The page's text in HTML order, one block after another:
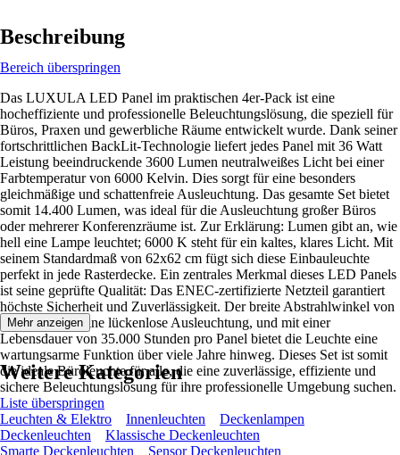
Beschreibung
Bereich überspringen
Das LUXULA LED Panel im praktischen 4er-Pack ist eine
hocheffiziente und professionelle Beleuchtungslösung, die speziell für
Büros, Praxen und gewerbliche Räume entwickelt wurde. Dank seiner
fortschrittlichen BackLit-Technologie liefert jedes Panel mit 36 Watt
Leistung beeindruckende 3600 Lumen neutralweißes Licht bei einer
Farbtemperatur von 6000 Kelvin. Dies sorgt für eine besonders
gleichmäßige und schattenfreie Ausleuchtung. Das gesamte Set bietet
somit 14.400 Lumen, was ideal für die Ausleuchtung großer Büros
oder mehrerer Konferenzräume ist. Zur Erklärung: Lumen gibt an, wie
hell eine Lampe leuchtet; 6000 K steht für ein kaltes, klares Licht. Mit
seinem Standardmaß von 62x62 cm fügt sich diese Einbauleuchte
perfekt in jede Rasterdecke. Ein zentrales Merkmal dieses LED Panels
ist seine geprüfte Qualität: Das ENEC-zertifizierte Netzteil garantiert
höchste Sicherheit und Zuverlässigkeit. Der breite Abstrahlwinkel von
120° sorgt für eine lückenlose Ausleuchtung, und mit einer
Lebensdauer von 35.000 Stunden pro Panel bietet die Leuchte eine
wartungsarme Funktion über viele Jahre hinweg. Dieses Set ist somit
die ideale Büroleuchte für alle, die eine zuverlässige, effiziente und
sichere Beleuchtungslösung für ihre professionelle Umgebung suchen.
Mehr anzeigen
Weitere Kategorien
Liste überspringen
Leuchten & Elektro
Innenleuchten
Deckenlampen
Deckenleuchten
Klassische Deckenleuchten
Smarte Deckenleuchten
Sensor Deckenleuchten